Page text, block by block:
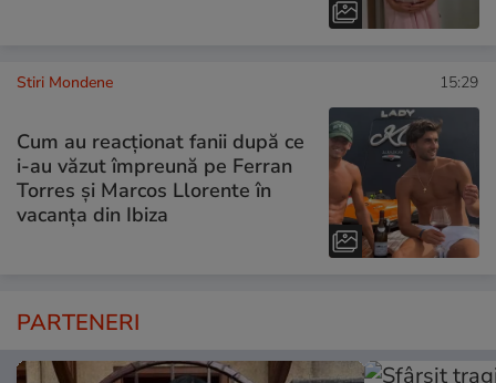
Stiri Mondene 15:29
Cum au reacționat fanii după ce
i-au văzut împreună pe Ferran
Torres și Marcos Llorente în
vacanța din Ibiza
PARTENERI